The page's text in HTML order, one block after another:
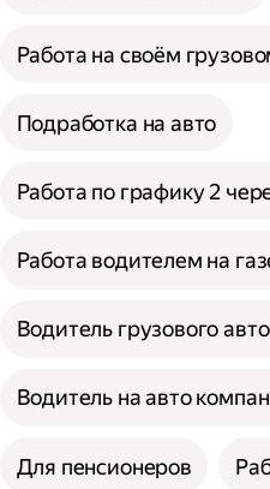
Работа на своём
Подработка на авто
Работа по графику 2
Работа водителем на
Водитель грузового
Водитель на авто
Для пенсионеров